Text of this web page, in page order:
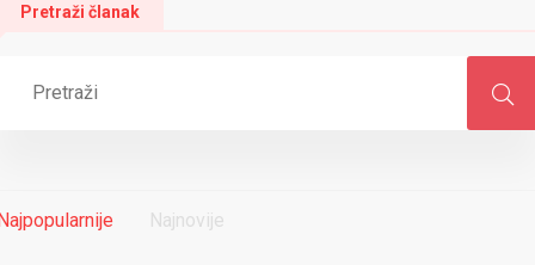
Pretraži članak
Najnovije